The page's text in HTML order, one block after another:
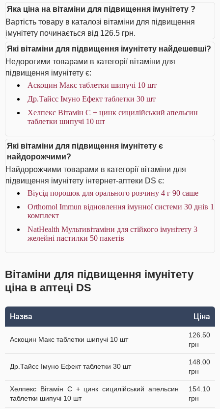
Яка ціна на вітаміни для підвищення імунітету ?
Вартість товару в каталозі вітаміни для підвищення
імунітету починається від 126.5 грн.
Які вітаміни для підвищення імунітету найдешевші?
Недорогими товарами в категорії вітаміни для
підвищення імунітету є:
Аскоцин Макс таблетки шипучі 10 шт
Др.Тайсс Імуно Ефект таблетки 30 шт
Хелпекс Вітамін С + цинк сицилійський апельсин
таблетки шипучі 10 шт
Які вітаміни для підвищення імунітету є
найдорожчими?
Найдорожчими товарами в категорії вітаміни для
підвищення імунітету інтернет-аптеки DS є:
Віусід порошок для орального розчину 4 г 90 саше
Orthomol Immun відновлення імунної системи 30 днів 1
комплект
NatHealth Мультивітаміни для стійкого імунітету 3
желейні пастилки 50 пакетів
Вітаміни для підвищення імунітету
ціна в аптеці DS
Назва Ціна
Аскоцин Макс таблетки шипучі 10 шт
126.50
грн
Др.Тайсс Імуно Ефект таблетки 30 шт
148.00
грн
Хелпекс Вітамін С + цинк сицилійський апельсин
таблетки шипучі 10 шт
154.10
грн